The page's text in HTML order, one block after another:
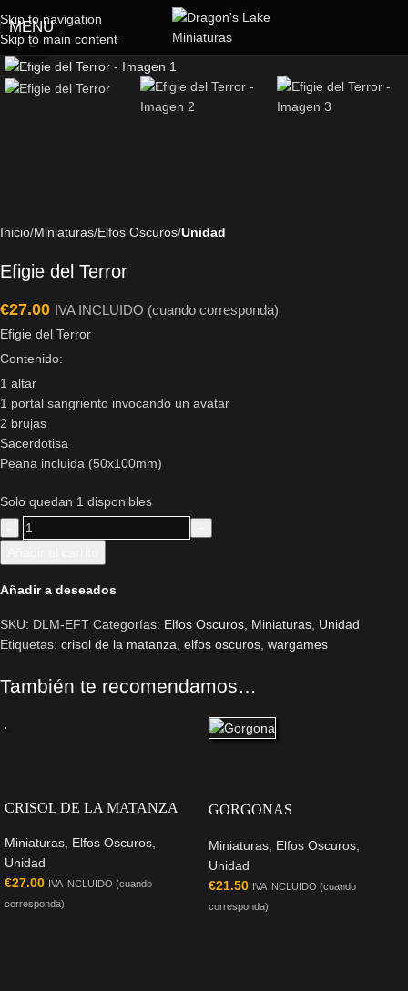
Skip to navigation
Skip to main content
MENU
Click to enlarge
Inicio Miniaturas Elfos Oscuros Unidad
Efigie del Terror
€27.00 IVA INCLUIDO (cuando corresponda)
Efigie del Terror
Contenido:
1 altar
1 portal sangriento invocando un avatar
2 brujas
Sacerdotisa
Peana incluida (50x100mm)
Solo quedan 1 disponibles
Añadir a deseados
SKU: DLM-EFT Categorías: Elfos Oscuros Miniaturas Unidad
Etiquetas: crisol de la matanza elfos oscuros wargames
También te recomendamos…
CRISOL DE LA MATANZA
Miniaturas, Elfos Oscuros,
Unidad
€27.00 IVA INCLUIDO (cuando
corresponda)
GORGONAS
Miniaturas Elfos Oscuros
Unidad
€21.50 IVA INCLUIDO (cuando
corresponda)